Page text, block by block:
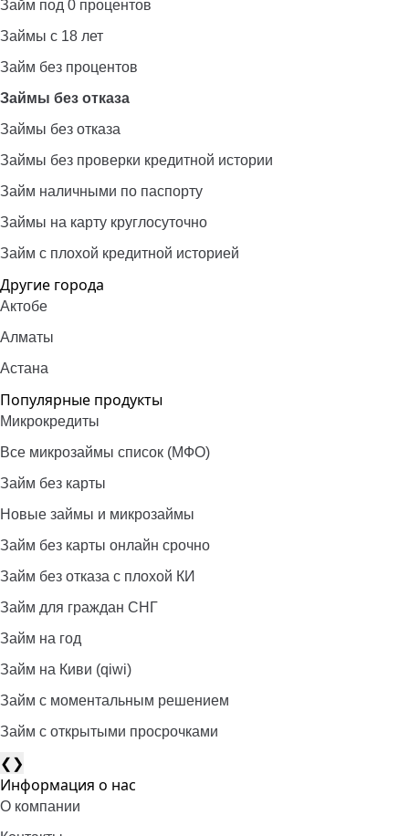
Займ под 0 процентов
Займы с 18 лет
Займ без процентов
Займы без отказа
Займы без отказа
Займы без проверки кредитной истории
Займ наличными по паспорту
Займы на карту круглосуточно
Займ с плохой кредитной историей
Другие города
Актобе
Алматы
Астана
Популярные продукты
Микрокредиты
Все микрозаймы список (МФО)
Займ без карты
Новые займы и микрозаймы
Займ без карты онлайн срочно
Займ без отказа с плохой КИ
Займ для граждан СНГ
Займ на год
Займ на Киви (qiwi)
Займ c моментальным решением
Займ с открытыми просрочками
❮❯
Информация о нас
О компании